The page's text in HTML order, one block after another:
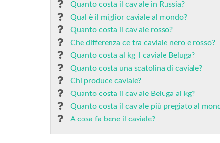
Quanto costa il caviale in Russia?
Qual è il miglior caviale al mondo?
Quanto costa il caviale rosso?
Che differenza ce tra caviale nero e rosso?
Quanto costa al kg il caviale Beluga?
Quanto costa una scatolina di caviale?
Chi produce caviale?
Quanto costa il caviale Beluga al kg?
Quanto costa il caviale più pregiato al
A cosa fa bene il caviale?